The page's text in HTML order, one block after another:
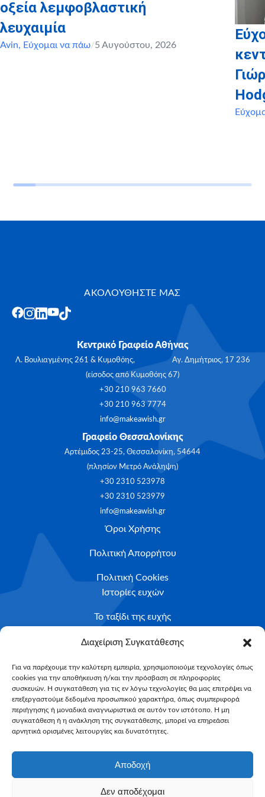
Διαχείριση Συγκατάθεσης
Για να παρέχουμε την καλύτερη εμπειρία, χρησιμοποιούμε τεχνολογίες όπως
cookies για την αποθήκευση ή/και την πρόσβαση σε πληροφορίες
συσκευών. Η συγκατάθεση για τις εν λόγω τεχνολογίες θα μας επιτρέψει να
επεξεργαστούμε δεδομένα προσωπικού χαρακτήρα, όπως συμπεριφορά
περιήγησης ή μοναδικά αναγνωριστικά σε αυτόν τον ιστότοπο. Η μη
συγκατάθεση ή η ανάκληση της συγκατάθεσης, μπορεί να επηρεάσει
αρνητικά ορισμένες λειτουργίες και δυνατότητες.
Αποδοχή
Δεν αποδέχομαι
οξεία λεμφοβλαστική
λευχαιμία
Avin, Εύχομαι να πάω/5 Αυγούστου, 2026
ΑΚΟΛΟΥΘΗΣΤΕ ΜΑΣ
Κεντρικό Γραφείο Αθήνας
Λ. Βουλιαγμένης 261 & Κυμοθόης, Αγ. Δημήτριος, 17 236
(είσοδος από Κυμοθόης 67)
+30 210 963 7660
+30 210 963 7774
info@makeawish.gr
Γραφείο Θεσσαλονίκης
Αρτέμιδος 23-25, Θεσσαλονίκη, 54644
(πλησίον Μετρό Ανάληψη)
+30 2310 523978
+30 2310 523979
info@makeawish.gr
Όροι Χρήσης
Πολιτική Απορρήτου
Πολιτική Cookies
Ιστορίες ευχών
Το ταξίδι της ευχής
Κριτήρια Καταλληλότητας
Υποβολή Αιτήματος
NEWSLETTER
Email*